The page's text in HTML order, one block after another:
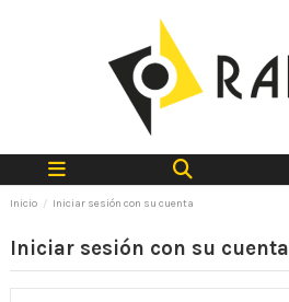
Inicio Iniciar sesión con su cuenta
Iniciar sesión con su cuenta